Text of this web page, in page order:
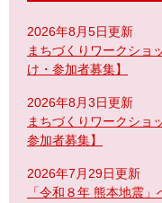
2026年8月5日更新
まちづくりワークショ
け・参加者募集】
2026年8月3日更新
まちづくりワークショ
参加者募集】
2026年7月29日更新
「令和８年 熊本地震